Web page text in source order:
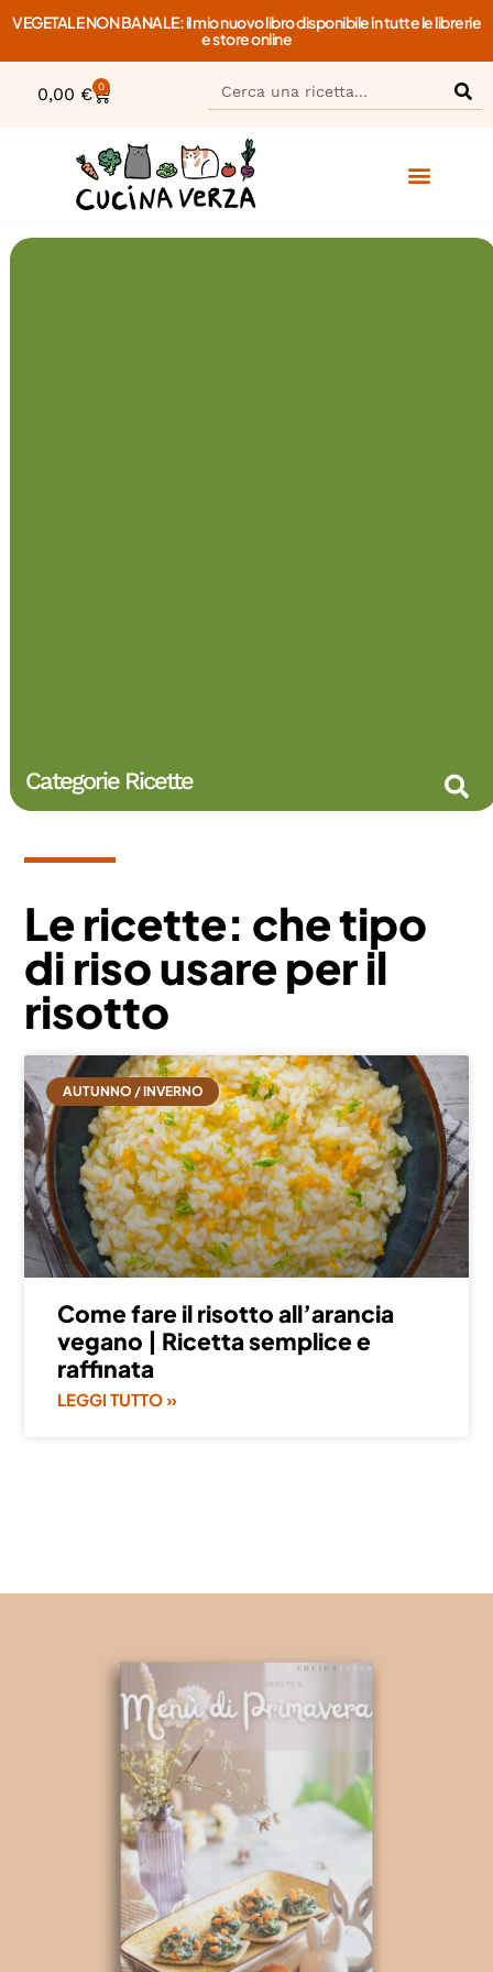
VEGETALE NON BANALE: il mio nuovo libro disponibile in tutte le librerie
e store online
0,00 € 0
Categorie Ricette
Le ricette: che tipo
di riso usare per il
risotto
AUTUNNO / INVERNO
Come fare il risotto all’arancia
vegano | Ricetta semplice e
raffinata
LEGGI TUTTO »